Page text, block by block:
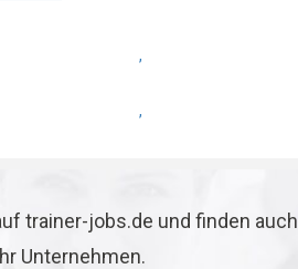
,
,
trainer-jobs.de und finden auch
Unternehmen.